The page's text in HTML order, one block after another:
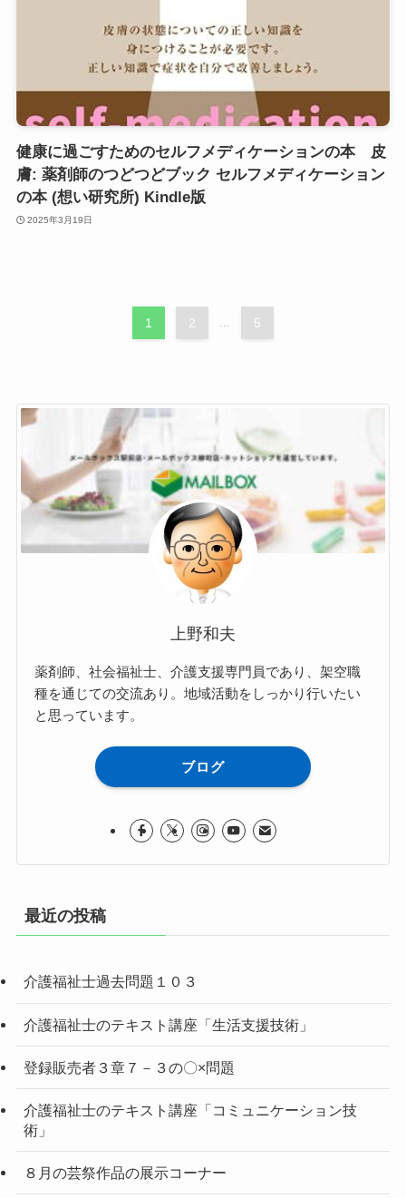
健康に過ごすためのセルフメディケーションの本 皮
膚: 薬剤師のつどつどブック セルフメディケーション
の本 (想い研究所) Kindle版
2025年3月19日
1 2 ... 5
上野和夫
薬剤師、社会福祉士、介護支援専門員であり、架空職
種を通じての交流あり。地域活動をしっかり行いたい
と思っています。
ブログ
最近の投稿
介護福祉士過去問題１０３
介護福祉士のテキスト講座「生活支援技術」
登録販売者３章７－３の〇×問題
介護福祉士のテキスト講座「コミュニケーション技
術」
８月の芸祭作品の展示コーナー